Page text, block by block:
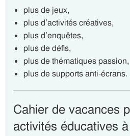
plus de jeux,
plus d’activités créatives,
plus d’enquêtes,
plus de défis,
plus de thématiques passion,
plus de supports anti-écrans.
Cahier de vacances
activités éducatives